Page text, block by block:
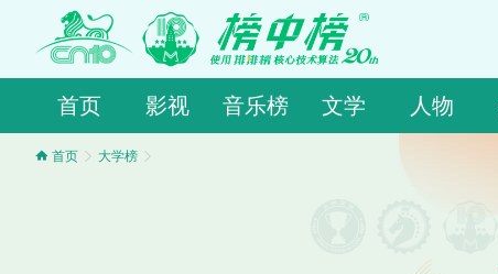
首页 影视 音乐榜 文学 人物
首页 大学榜